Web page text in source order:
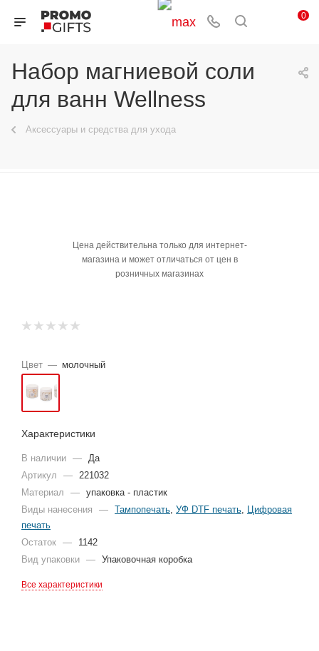
0
Набор магниевой соли
для ванн Wellness
Аксессуары и средства для ухода
Цена действительна только для интернет-
магазина и может отличаться от цен в
розничных магазинах
Цвет — молочный
Характеристики
В наличии —
Да
Артикул
—
221032
Материал
— упаковка - пластик
Виды нанесения
— Тампопечать УФ DTF печать
Цифровая
печать
Остаток —
1142
Вид упаковки — Упаковочная коробка
Все характеристики